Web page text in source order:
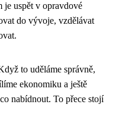
je uspět v opravdové
do vývoje, vzdělávat
to uděláme správně,
ekonomiku a ještě
nabídnout. To přece stojí